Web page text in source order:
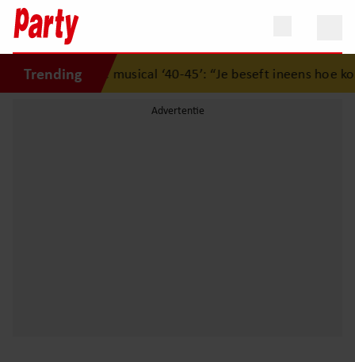
Trendingmusical ‘40-45’: “Je beseft ineens hoe